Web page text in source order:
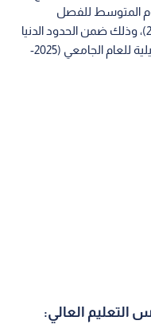
المتوسط للفصل
الدراسي الثاني للعام الجامعي (2025-2026)، وذلك ضمن الحدود الدنيا
لمعدلات القبول التنافسية للدورة التكميلية للعام الجامعي (2025-
التعليم العالي: